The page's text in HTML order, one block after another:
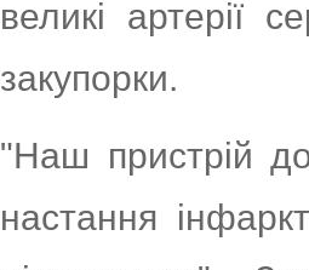
великі артерії
закупорки.
"Наш пристрій
настання